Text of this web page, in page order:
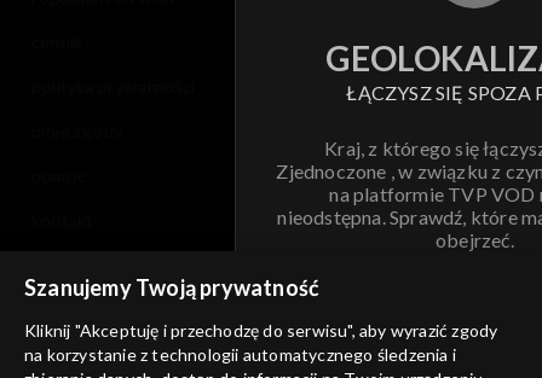
ŁĄCZYSZ SIĘ SPOZA
Kraj, z którego się
Zjednoczone , w związku z
na platformie TVP VOD
nieodstępna. Sprawdź, które
obejrzeć.
informacje o dostawcy usług
Szanujemy Twoją prywatność
Kliknij "Akceptuję i przechodzę do serwisu", aby wyrazić zgody
na korzystanie z technologii automatycznego śledzenia i